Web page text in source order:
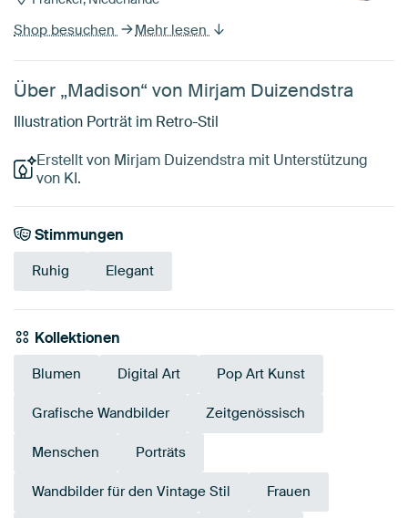
Shop besuchen Mehr lesen
Über „Madison“ von Mirjam Duizendstra
Illustration Porträt im Retro-Stil
Erstellt von Mirjam Duizendstra mit Unterstützung
von KI.
Stimmungen
Ruhig Elegant
Kollektionen
Blumen Digital Art Pop Art Kunst
Grafische Wandbilder Zeitgenössisch
Menschen Porträts
Wandbilder für den Vintage Stil Frauen